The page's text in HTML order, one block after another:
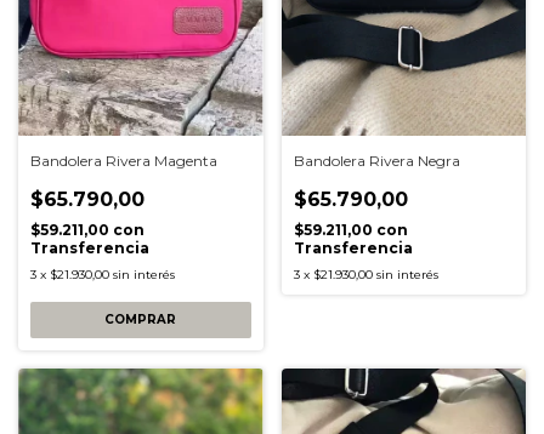
Bandolera Rivera Magenta
$65.790,00
$59.211,00 con
Transferencia
3 x $21.930,00 sin interés
Bandolera Rivera Negra
$65.790,00
$59.211,00 con
Transferencia
3 x $21.930,00 sin interés